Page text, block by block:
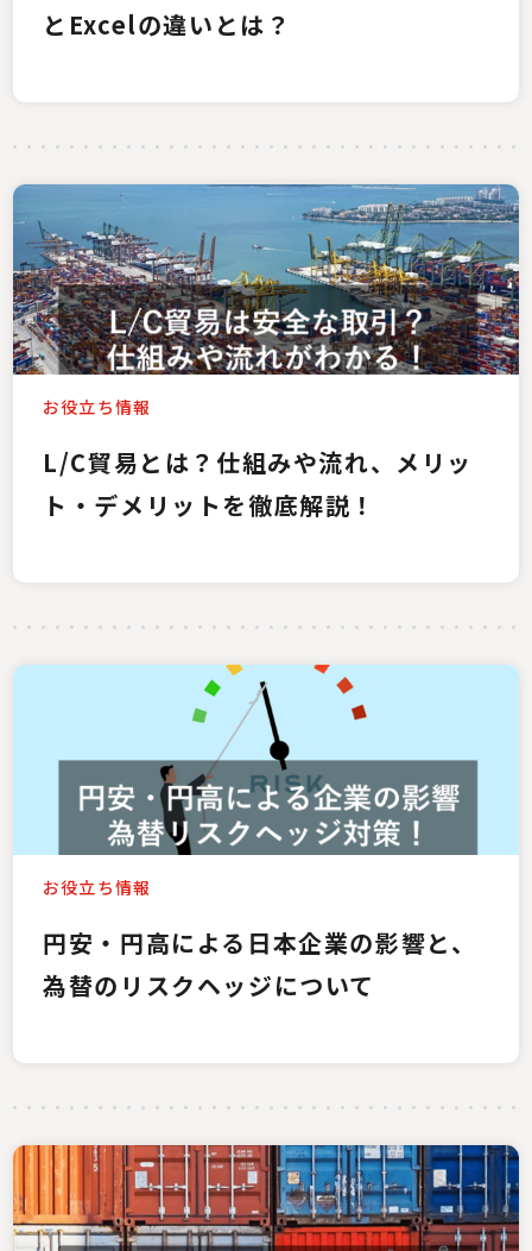
とExcelの違いとは？
お役立ち情報
L/C貿易とは？仕組みや流れ、メリッ
ト・デメリットを徹底解説！
お役立ち情報
円安・円高による日本企業の影響と、
為替のリスクヘッジについて